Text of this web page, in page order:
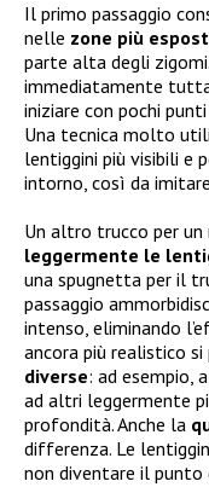
Il primo passaggio
nelle zone più
parte alta degli
immediatamente
iniziare con pochi
Una tecnica molto
lentiggini più visibili e
intorno, così da
Un altro trucco per
leggermente le
una spugnetta per il
passaggio
intenso, eliminando
ancora più realistico si
diverse: ad esempio,
ad altri leggermente
profondità. Anche la
differenza. Le
non diventare il punto